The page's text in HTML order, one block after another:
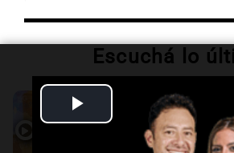
Video
época
16:50 Radioinforme 3
Fieles celebran a San
pidiendo pan, paz y trabajo
Escuchá lo
Audio.
Mateo Bouniba,
María, necesita un
en Estados Unidos
Panorama Federal